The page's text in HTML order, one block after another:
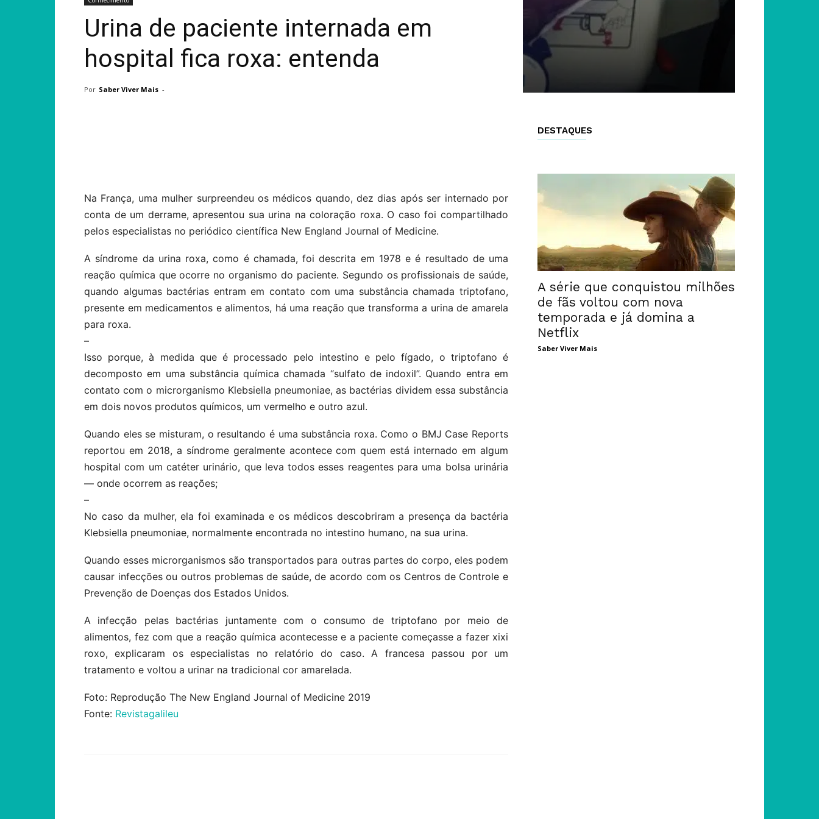
Urina de paciente internada em
hospital fica roxa: entenda
Por Saber Viver Mais -
Na França, uma mulher surpreendeu os médicos quando, dez dias após ser internado por
conta de um derrame, apresentou sua urina na coloração roxa. O caso foi compartilhado
pelos especialistas no periódico científica New England Journal of Medicine.
A síndrome da urina roxa, como é chamada, foi descrita em 1978 e é resultado de uma
reação química que ocorre no organismo do paciente. Segundo os profissionais de saúde,
quando algumas bactérias entram em contato com uma substância chamada triptofano,
presente em medicamentos e alimentos, há uma reação que transforma a urina de amarela
para roxa.
–
Isso porque, à medida que é processado pelo intestino e pelo fígado, o triptofano é
decomposto em uma substância química chamada “sulfato de indoxil”. Quando entra em
contato com o microrganismo Klebsiella pneumoniae, as bactérias dividem essa substância
em dois novos produtos químicos, um vermelho e outro azul.
Quando eles se misturam, o resultando é uma substância roxa. Como o BMJ Case Reports
reportou em 2018, a síndrome geralmente acontece com quem está internado em algum
hospital com um catéter urinário, que leva todos esses reagentes para uma bolsa urinária
— onde ocorrem as reações;
–
No caso da mulher, ela foi examinada e os médicos descobriram a presença da bactéria
Klebsiella pneumoniae, normalmente encontrada no intestino humano, na sua urina.
Quando esses microrganismos são transportados para outras partes do corpo, eles podem
causar infecções ou outros problemas de saúde, de acordo com os Centros de Controle e
Prevenção de Doenças dos Estados Unidos.
A infecção pelas bactérias juntamente com o consumo de triptofano por meio de
alimentos, fez com que a reação química acontecesse e a paciente começasse a fazer xixi
roxo, explicaram os especialistas no relatório do caso. A francesa passou por um
tratamento e voltou a urinar na tradicional cor amarelada.
Foto: Reprodução The New England Journal of Medicine 2019
Fonte: Revistagalileu
DESTAQUES
A série que conquistou milhões
de fãs voltou com nova
temporada e já domina a
Netflix
Saber Viver Mais